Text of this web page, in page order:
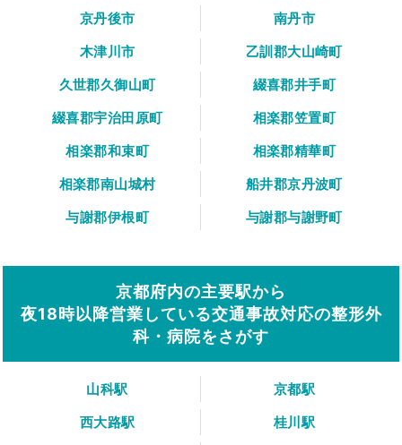
京丹後市
南丹市
木津川市
乙訓郡大山崎町
久世郡久御山町
綴喜郡井手町
綴喜郡宇治田原町
相楽郡笠置町
相楽郡和束町
相楽郡精華町
相楽郡南山城村
船井郡京丹波町
与謝郡伊根町
与謝郡与謝野町
京都府内の主要駅から
夜18時以降営業している交通事故対応の整形外
科・病院をさがす
山科駅
京都駅
西大路駅
桂川駅